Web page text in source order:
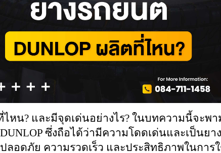
ไหน? และมีจุดเด่นอย่างไร? ในบทความนี้จะพ
ซึ่งถือได้ว่ามีความโดดเด่นและเป็นย
ลอดภัย ความรวดเร็ว และประสิทธิภาพในการ